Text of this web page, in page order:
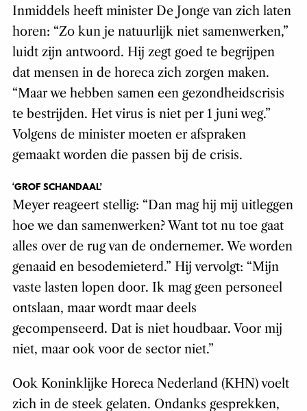
Inmiddels heeft minister De Jonge van zich laten
horen: “Zo kun je natuurlijk niet samenwerken,”
luidt zijn antwoord. Hij zegt goed te begrijpen
dat mensen in de horeca zich zorgen maken.
“Maar we hebben samen een gezondheidscrisis
te bestrijden. Het virus is niet per 1 juni weg.”
Volgens de minister moeten er afspraken
gemaakt worden die passen bij de crisis.
‘GROF SCHANDAAL’
Meyer reageert stellig: “Dan mag hij mij uitleggen
hoe we dan samenwerken? Want tot nu toe gaat
alles over de rug van de ondernemer. We worden
genaaid en besodemieterd.” Hij vervolgt: “Mijn
vaste lasten lopen door. Ik mag geen personeel
ontslaan, maar wordt maar deels
gecompenseerd. Dat is niet houdbaar. Voor mij
niet, maar ook voor de sector niet.”
Ook Koninklijke Horeca Nederland (KHN) voelt
zich in de steek gelaten. Ondanks gesprekken,